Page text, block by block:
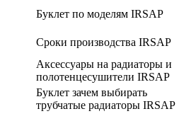
Буклет по моделям IRSAP
Cроки производства IRSAP
Аксессуары на радиаторы и
полотенцесушители IRSAP
Буклет зачем выбирать
трубчатые радиаторы IRSAP